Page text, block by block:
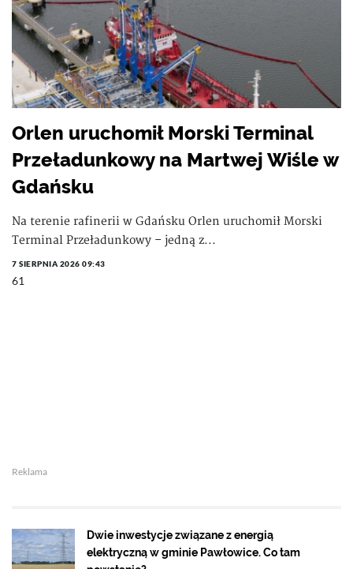
Orlen uruchomił Morski Terminal
Przeładunkowy na Martwej Wiśle w
Gdańsku
Na terenie rafinerii w Gdańsku Orlen uruchomił Morski
Terminal Przeładunkowy – jedną z...
7 SIERPNIA 2026 09:43
61
Reklama
Dwie inwestycje związane z energią
elektryczną w gminie Pawłowice. Co tam